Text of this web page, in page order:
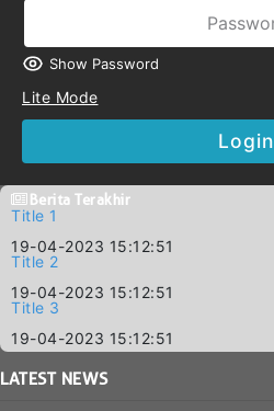
Show Password
Lite Mode
Login
Berita Terakhir
Title 1
19-04-2023 15:12:51
Title 2
19-04-2023 15:12:51
Title 3
19-04-2023 15:12:51
LATESTNEWS